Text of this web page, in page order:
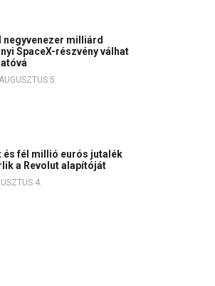
negyvenezer milliárd
SpaceX-részvény válhat
5.
és fél millió eurós jutalék
a Revolut alapítóját
4.